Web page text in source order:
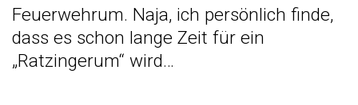
Feuerwehrum. Naja, ich persönlich finde,
dass es schon lange Zeit für ein
„Ratzingerum“ wird…